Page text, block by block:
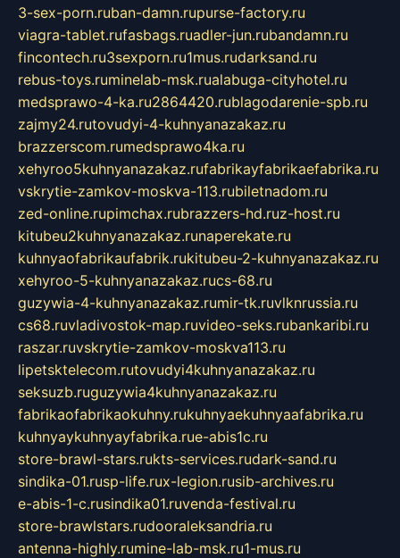
3-sex-porn.ruban-damn.rupurse-factory.ru
viagra-tablet.rufasbags.ruadler-jun.rubandamn.ru
fincontech.ru3sexporn.ru1mus.rudarksand.ru
rebus-toys.ruminelab-msk.rualabuga-cityhotel.ru
medsprawo-4-ka.ru2864420.rublagodarenie-spb.ru
zajmy24.rutovudyi-4-kuhnyanazakaz.ru
brazzerscom.rumedsprawo4ka.ru
xehyroo5kuhnyanazakaz.rufabrikayfabrikaefabrika.ru
vskrytie-zamkov-moskva-113.rubiletnadom.ru
zed-online.rupimchax.rubrazzers-hd.ruz-host.ru
kitubeu2kuhnyanazakaz.runaperekate.ru
kuhnyaofabrikaufabrik.rukitubeu-2-kuhnyanazakaz.ru
xehyroo-5-kuhnyanazakaz.rucs-68.ru
guzywia-4-kuhnyanazakaz.rumir-tk.ruvlknrussia.ru
cs68.ruvladivostok-map.ruvideo-seks.rubankaribi.ru
raszar.ruvskrytie-zamkov-moskva113.ru
lipetsktelecom.rutovudyi4kuhnyanazakaz.ru
seksuzb.ruguzywia4kuhnyanazakaz.ru
fabrikaofabrikaokuhny.rukuhnyaekuhnyaafabrika.ru
kuhnyaykuhnyayfabrika.rue-abis1c.ru
store-brawl-stars.rukts-services.rudark-sand.ru
sindika-01.rusp-life.rux-legion.rusib-archives.ru
e-abis-1-c.rusindika01.ruvenda-festival.ru
store-brawlstars.rudooraleksandria.ru
antenna-highly.rumine-lab-msk.ru1-mus.ru